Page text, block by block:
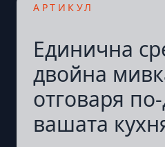
АРТИКУЛ
Единична
двойна
отговаря
вашата